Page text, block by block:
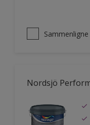
Sammenligne
Nordsjö